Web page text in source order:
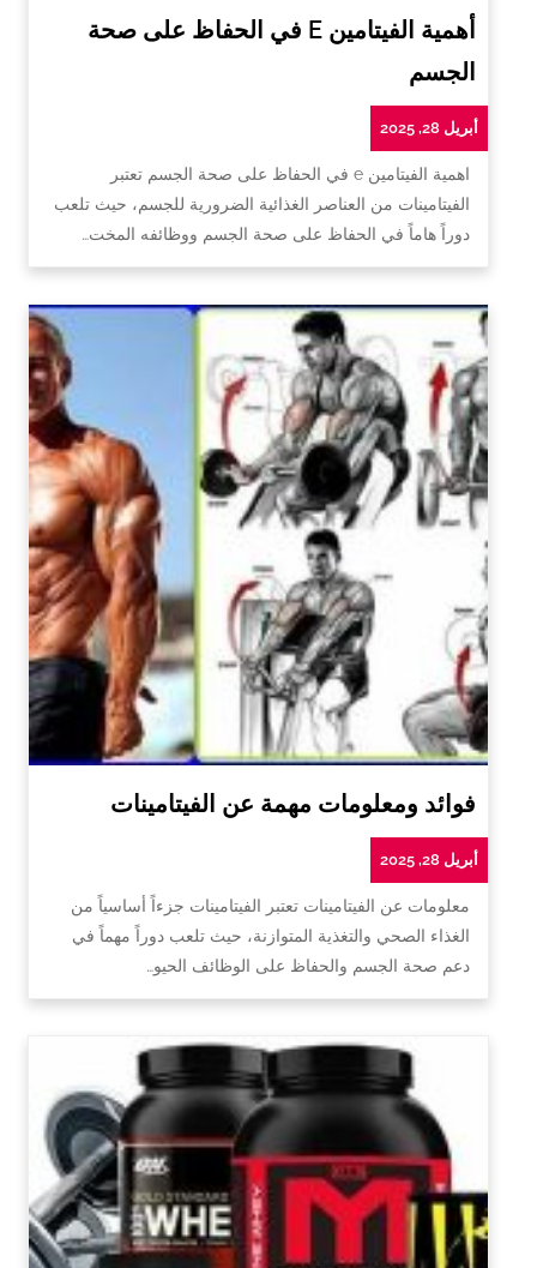
أهمية الفيتامين E في الحفاظ على صحة
الجسم
أبريل 28, 2025
اهمية الفيتامين e في الحفاظ على صحة الجسم تعتبر
الفيتامينات من العناصر الغذائية الضرورية للجسم، حيث تلعب
دوراً هاماً في الحفاظ على صحة الجسم ووظائفه المخت…
فوائد ومعلومات مهمة عن الفيتامينات
أبريل 28, 2025
معلومات عن الفيتامينات تعتبر الفيتامينات جزءاً أساسياً من
الغذاء الصحي والتغذية المتوازنة، حيث تلعب دوراً مهماً في
دعم صحة الجسم والحفاظ على الوظائف الحيو…